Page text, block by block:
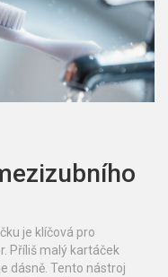
je klíčová pro
Příliš malý kartáček
dásně. Tento nástroj